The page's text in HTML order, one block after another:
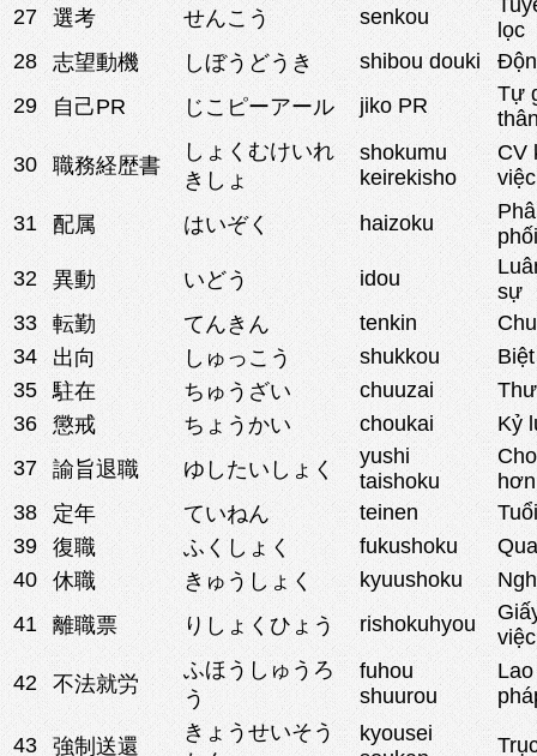
27
選考 せんこう senkou
lọc
28
志望動機 しぼうどうき shibou douki
29
自己PR じこピーアール jiko PR
Tự
30
職務経歴書
しょくむけいれ
きしょ
shokumu
keirekisho
CV
việc
31
配属 はいぞく haizoku
32
異動 いどう idou
sự
33
転勤 てんきん tenkin
34
出向 しゅっこう shukkou
35
駐在 ちゅうざい chuuzai
36
懲戒 ちょうかい choukai
Kỷ
37
諭旨退職 ゆしたいしょく
yushi
taishoku
38
定年 ていねん teinen
39
復職 ふくしょく fukushoku
40
休職 きゅうしょく kyuushoku
41
離職票 りしょくひょう rishokuhyou
việc
42
不法就労
ふほうしゅうろ
う
fuhou
shuurou
43 強制送還
きょうせいそう
kyousei